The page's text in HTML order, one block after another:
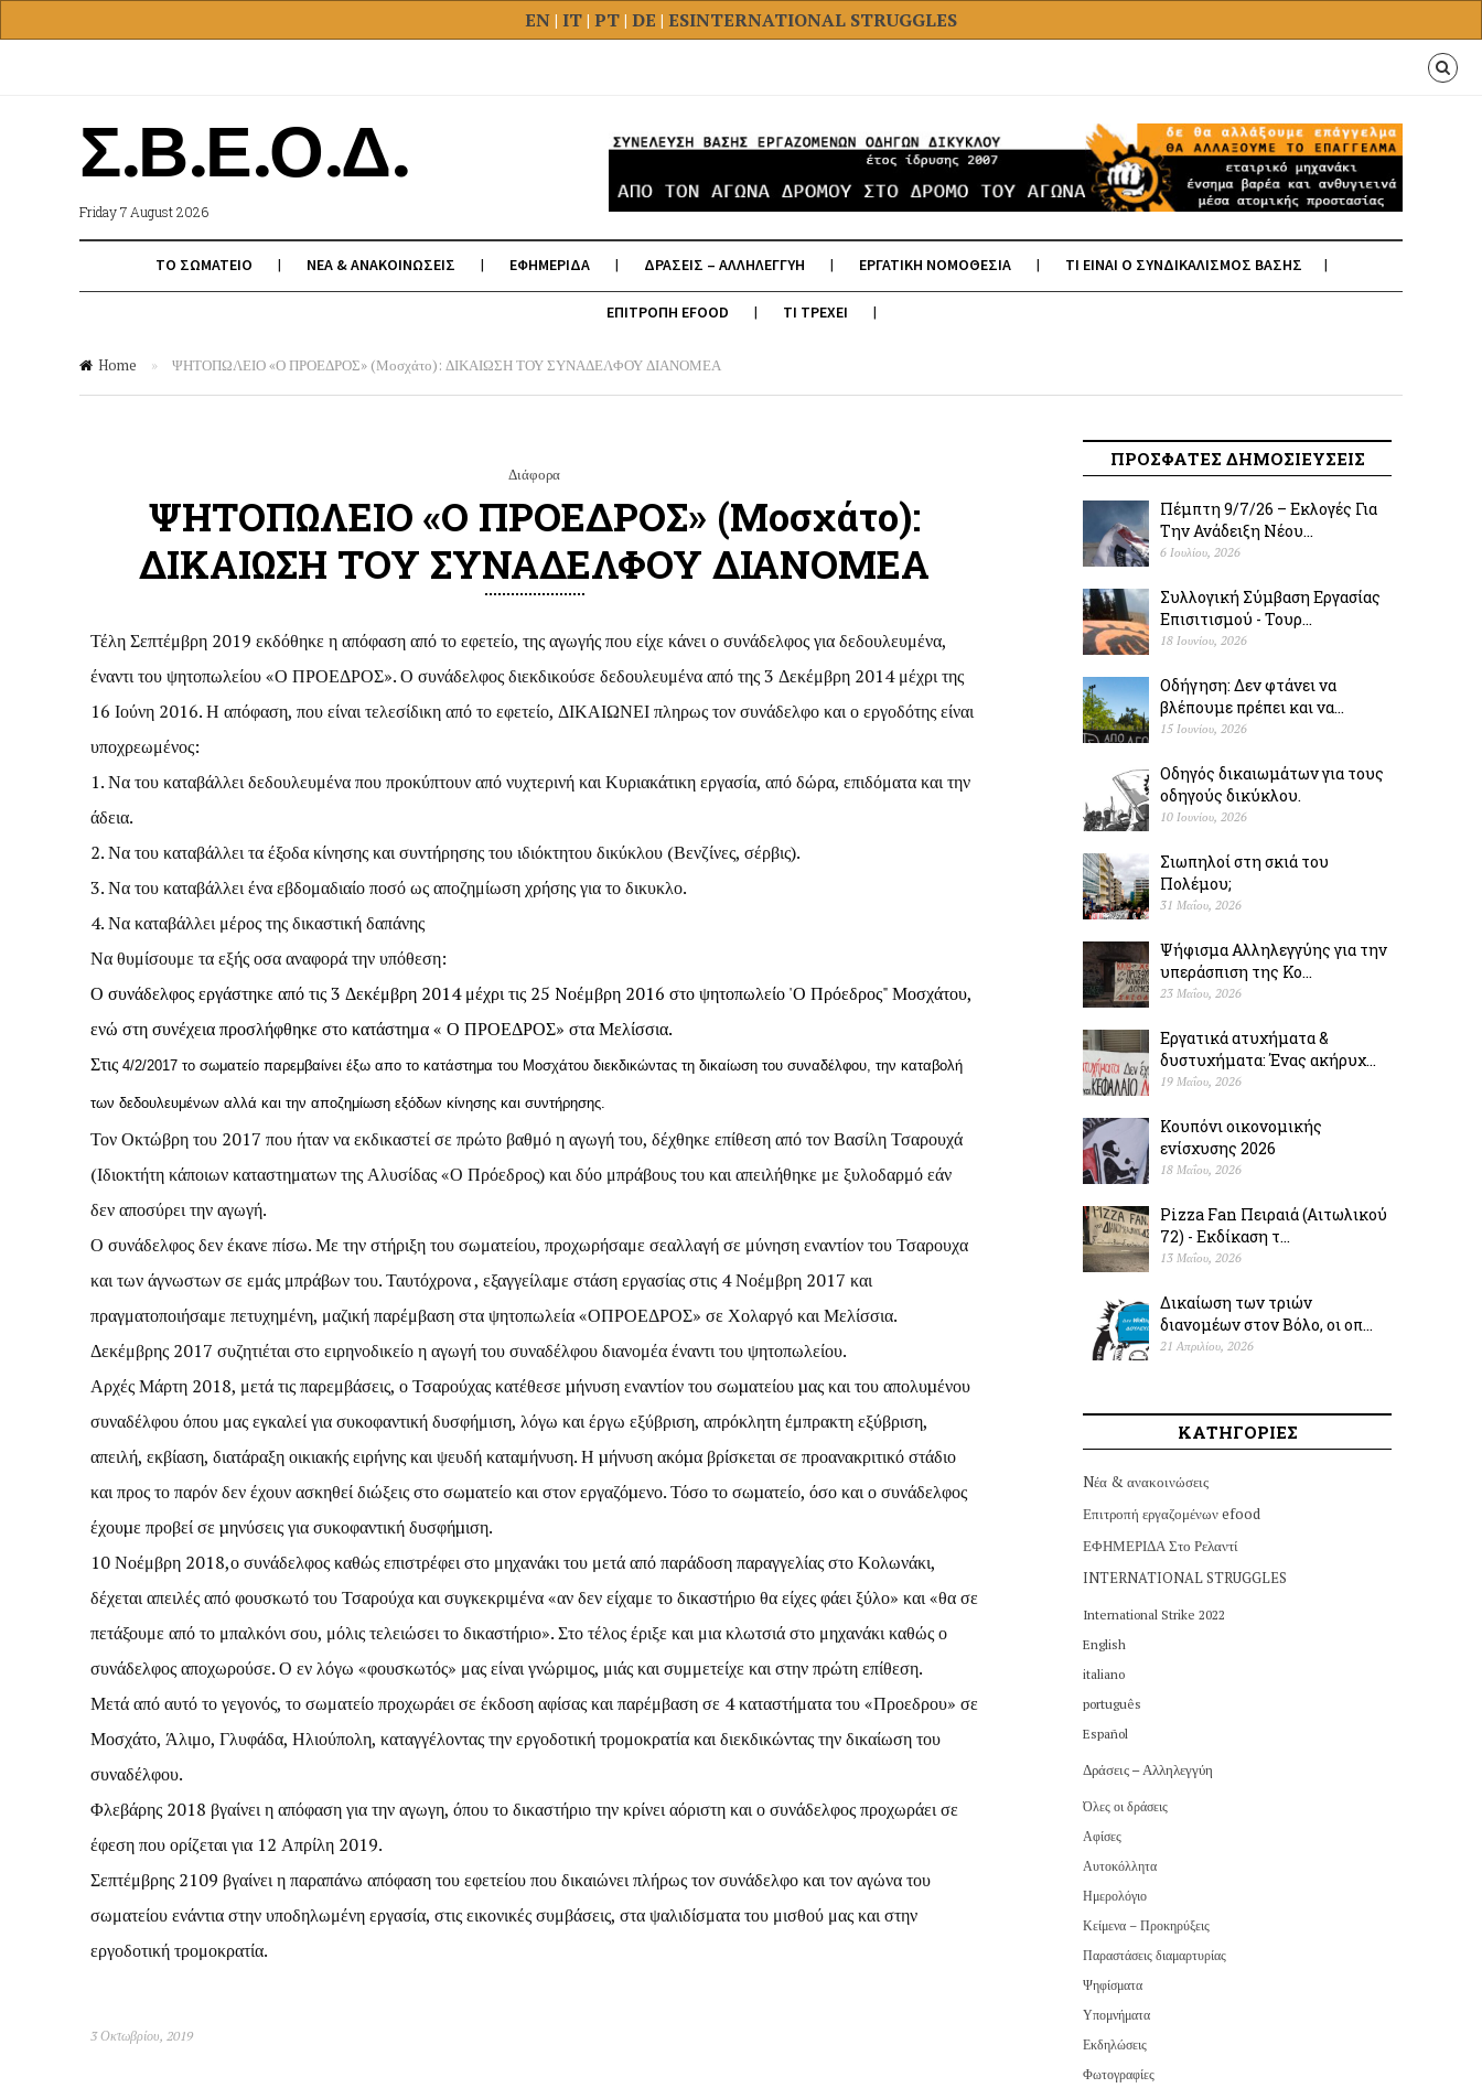
INTERNATIONAL STRUGGLES
EN| IT| PT| DE | ES
Σ.Β.Ε.Ο.Δ.
Friday 7 August 2026
ΤΟ ΣΩΜΑΤΕΙΟ ΝΕΑ & ΑΝΑΚΟΙΝΩΣΕΙΣ ΕΦΗΜΕΡΙΔΑ ΔΡΑΣΕΙΣ – ΑΛΛΗΛΕΓΓΥΗ ΕΡΓΑΤΙΚΗ ΝΟΜΟΘΕΣΙΑ ΤΙ ΕΙΝΑΙ Ο ΣΥΝΔΙΚΑΛΙΣΜΟΣ ΒΑΣΗΣ
ΕΠΙΤΡΟΠΗ EFOOD ΤΙ ΤΡΕΧΕΙ
Home » ΨΗΤΟΠΩΛΕΙΟ «Ο ΠΡΟΕΔΡΟΣ» (Μοσχάτο): ΔΙΚΑΙΩΣΗ ΤΟΥ ΣΥΝΑΔΕΛΦΟΥ ΔΙΑΝΟΜΕΑ
Διάφορα
ΨΗΤΟΠΩΛΕΙΟ «Ο ΠΡΟΕΔΡΟΣ» (Μοσχάτο):
ΔΙΚΑΙΩΣΗ ΤΟΥ ΣΥΝΑΔΕΛΦΟΥ ΔΙΑΝΟΜΕΑ
Τέλη Σεπτέμβρη 2019 εκδόθηκε η απόφαση από το εφετείο, της αγωγής που είχε κάνει ο συνάδελφος για δεδουλευμένα,
έναντι του ψητοπωλείου «Ο ΠΡΟΕΔΡΟΣ». Ο συνάδελφος διεκδικούσε δεδουλευμένα από της 3 Δεκέμβρη 2014 μέχρι της
16 Ιούνη 2016. Η απόφαση, που είναι τελεσίδικη από το εφετείο, ΔΙΚΑΙΩΝΕΙ πληρως τον συνάδελφο και ο εργοδότης είναι
υποχρεωμένος:
1. Να του καταβάλλει δεδουλευμένα που προκύπτουν από νυχτερινή και Κυριακάτικη εργασία, από δώρα, επιδόματα και την
άδεια.
2. Να του καταβάλλει τα έξοδα κίνησης και συντήρησης του ιδιόκτητου δικύκλου (Βενζίνες, σέρβις).
3. Να του καταβάλλει ένα εβδομαδιαίο ποσό ως αποζημίωση χρήσης για το δικυκλο.
4. Να καταβάλλει μέρος της δικαστική δαπάνης
Να θυμίσουμε τα εξής οσα αναφορά την υπόθεση:
Ο συνάδελφος εργάστηκε από τις 3 Δεκέμβρη 2014 μέχρι τις 25 Nοέμβρη 2016 στο ψητοπωλείο 'Ο Πρόεδρος" Μοσχάτου,
ενώ στη συνέχεια προσλήφθηκε στο κατάστημα « Ο ΠΡΟΕΔΡΟΣ» στα Μελίσσια.
Στις 4/2/2017 το σωματείο παρεμβαίνει έξω απο το κατάστημα του Μοσχάτου διεκδικώντας τη δικαίωση του συναδέλφου, την καταβολή
των δεδουλευμένων αλλά και την αποζημίωση εξόδων κίνησης και συντήρησης.
Τον Οκτώβρη του 2017 που ήταν να εκδικαστεί σε πρώτο βαθμό η αγωγή του, δέχθηκε επίθεση από τον Βασίλη Τσαρουχά
(Ιδιοκτήτη κάποιων καταστηματων της Αλυσίδας «Ο Πρόεδρος) και δύο μπράβους του και απειλήθηκε με ξυλοδαρμό εάν
δεν αποσύρει την αγωγή.
Ο συνάδελφος δεν έκανε πίσω. Με την στήριξη του σωματείου, προχωρήσαμε σεαλλαγή σε μύνηση εναντίον του Τσαρουχα
και των άγνωστων σε εμάς μπράβων του. Ταυτόχρονα , εξαγγείλαμε στάση εργασίας στις 4 Νοέμβρη 2017 και
πραγματοποιήσαμε πετυχημένη, μαζική παρέμβαση στα ψητοπωλεία «ΟΠΡΟΕΔΡΟΣ» σε Χολαργό και Μελίσσια.
Δεκέμβρης 2017 συζητιέται στο ειρηνοδικείο η αγωγή του συναδέλφου διανομέα έναντι του ψητοπωλείου.
Αρχές Μάρτη 2018, μετά τις παρεμβάσεις, ο Τσαρούχας κατέθεσε µήνυση εναντίον του σωµατείου µας και του απολυµένου
συναδέλφου όπου μας εγκαλεί για συκοφαντική δυσφήμιση, λόγω και έργω εξύβριση, απρόκλητη έμπρακτη εξύβριση,
απειλή, εκβίαση, διατάραξη οικιακής ειρήνης και ψευδή καταμήνυση. Η µήνυση ακόµα βρίσκεται σε προανακριτικό στάδιο
και προς το παρόν δεν έχουν ασκηθεί διώξεις στο σωµατείο και στον εργαζόµενο. Τόσο το σωµατείο, όσο και ο συνάδελφος
έχουµε προβεί σε µηνύσεις για συκοφαντική δυσφήµιση.
10 Νοέμβρη 2018,ο συνάδελφος καθώς επιστρέφει στο μηχανάκι του μετά από παράδοση παραγγελίας στο Κολωνάκι,
δέχεται απειλές από φουσκωτό του Τσαρούχα και συγκεκριμένα «αν δεν είχαμε το δικαστήριο θα είχες φάει ξύλο» και «θα σε
πετάξουμε από το μπαλκόνι σου, μόλις τελειώσει το δικαστήριο». Στο τέλος έριξε και μια κλωτσιά στο μηχανάκι καθώς ο
συνάδελφος αποχωρούσε. Ο εν λόγω «φουσκωτός» μας είναι γνώριμος, μιάς και συμμετείχε και στην πρώτη επίθεση.
Μετά από αυτό το γεγονός, το σωματείο προχωράει σε έκδοση αφίσας και παρέμβαση σε 4 καταστήματα του «Προεδρου» σε
Μοσχάτο, Άλιμο, Γλυφάδα, Ηλιούπολη, καταγγέλοντας την εργοδοτική τρομοκρατία και διεκδικώντας την δικαίωση του
συναδέλφου.
Φλεβάρης 2018 βγαίνει η απόφαση για την αγωγη, όπου το δικαστήριο την κρίνει αόριστη και ο συνάδελφος προχωράει σε
έφεση που ορίζεται για 12 Απρίλη 2019.
Σεπτέμβρης 2109 βγαίνει η παραπάνω απόφαση του εφετείου που δικαιώνει πλήρως τον συνάδελφο και τον αγώνα του
σωματείου ενάντια στην υποδηλωμένη εργασία, στις εικονικές συμβάσεις, στα ψαλιδίσματα του μισθού μας και στην
εργοδοτική τρομοκρατία.
3 Οκτωβρίου, 2019
ΠΡΟΣΦΑΤΕΣ ΔΗΜΟΣΙΕΥΣΕΙΣ
Πέμπτη 9/7/26 – Εκλογές Για
Την Ανάδειξη Νέου...
6 Ιουλίου, 2026
Συλλογική Σύμβαση Εργασίας
Επισιτισμού - Τουρ...
18 Ιουνίου, 2026
Οδήγηση: Δεν φτάνει να
βλέπουμε πρέπει και να...
15 Ιουνίου, 2026
Οδηγός δικαιωμάτων για τους
οδηγούς δικύκλου.
10 Ιουνίου, 2026
Σιωπηλοί στη σκιά του
Πολέµου;
31 Μαΐου, 2026
Ψήφισμα Αλληλεγγύης για την
υπεράσπιση της Κο...
23 Μαΐου, 2026
Εργατικά ατυχήματα &
δυστυχήµατα: Ένας ακήρυχ...
19 Μαΐου, 2026
Κουπόνι οικονομικής
ενίσχυσης 2026
18 Μαΐου, 2026
Pizza Fan Πειραιά (Αιτωλικού
72) - Εκδίκαση τ...
13 Μαΐου, 2026
Δικαίωση των τριών
διανομέων στον Βόλο, οι οπ...
21 Απριλίου, 2026
ΚΑΤΗΓΟΡΙΕΣ
Nέα & ανακοινώσεις
Επιτροπή εργαζομένων efood
ΕΦΗΜΕΡΙΔΑ Στο Ρελαντί
INTERNATIONAL STRUGGLES
International Strike 2022
English
italiano
português
Español
Δράσεις – Αλληλεγγύη
Όλες οι δράσεις
Αφίσες
Αυτοκόλλητα
Ημερολόγιο
Κείμενα – Προκηρύξεις
Παραστάσεις διαμαρτυρίας
Ψηφίσματα
Υπομνήματα
Εκδηλώσεις
Φωτογραφίες